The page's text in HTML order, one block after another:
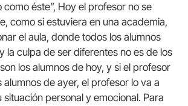
como éste”, Hoy el profesor no se
como si estuviera en una academia,
el aula, donde todos los alumnos
la culpa de ser diferentes no es de los
los alumnos de hoy, y si el profesor
alumnos de ayer, el profesor lo va a
situación personal y emocional. Para